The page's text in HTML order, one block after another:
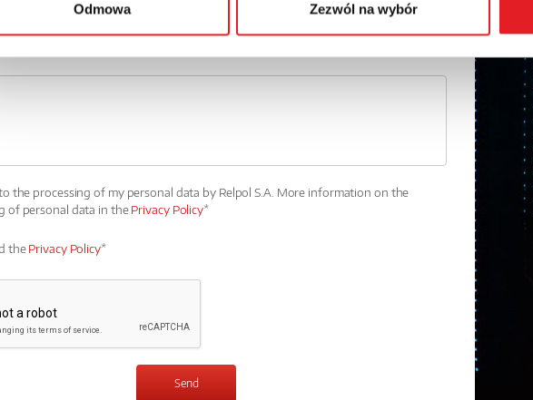
Odmowa Zezwól na wybór
the processing of my personal data by Relpol S.A. More information on the
of personal data in thePrivacy Policy*
thePrivacy Policy*